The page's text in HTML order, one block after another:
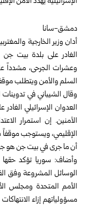
دمشق-سانا
أدان وزير الخارجية
وعشرات الجرحى، مشدداً
السلم والأمن ويتطلب
وقال الشيباني في
العدوان الإسرائيلي
الآمنين. إن استمرار
الإقليمي، ويستوجب موقفاً
أن ما جرى في بيت جن هو
وأضاف: سوريا تؤكد
الوسائل المشروعة وفق
الأمم المتحدة ومجلس
مسؤولياتهم إزاء